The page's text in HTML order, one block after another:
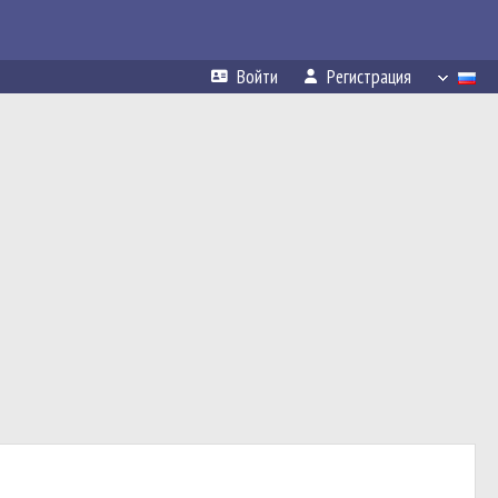
Войти Регистрация